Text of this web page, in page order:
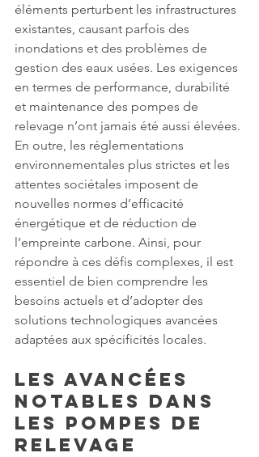
éléments perturbent les infrastructures
existantes, causant parfois des
inondations et des problèmes de
gestion des eaux usées. Les exigences
en termes de performance, durabilité
et maintenance des pompes de
relevage n’ont jamais été aussi élevées.
En outre, les réglementations
environnementales plus strictes et les
attentes sociétales imposent de
nouvelles normes d’efficacité
énergétique et de réduction de
l’empreinte carbone. Ainsi, pour
répondre à ces défis complexes, il est
essentiel de bien comprendre les
besoins actuels et d’adopter des
solutions technologiques avancées
adaptées aux spécificités locales.
Les Avancées
Notables dans
les Pompes de
Relevage